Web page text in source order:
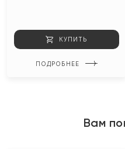
КУПИТЬ
ПОДРОБНЕЕ
Вам